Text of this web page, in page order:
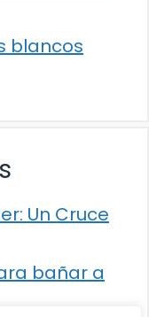
blancos
Un Cruce
bañar a